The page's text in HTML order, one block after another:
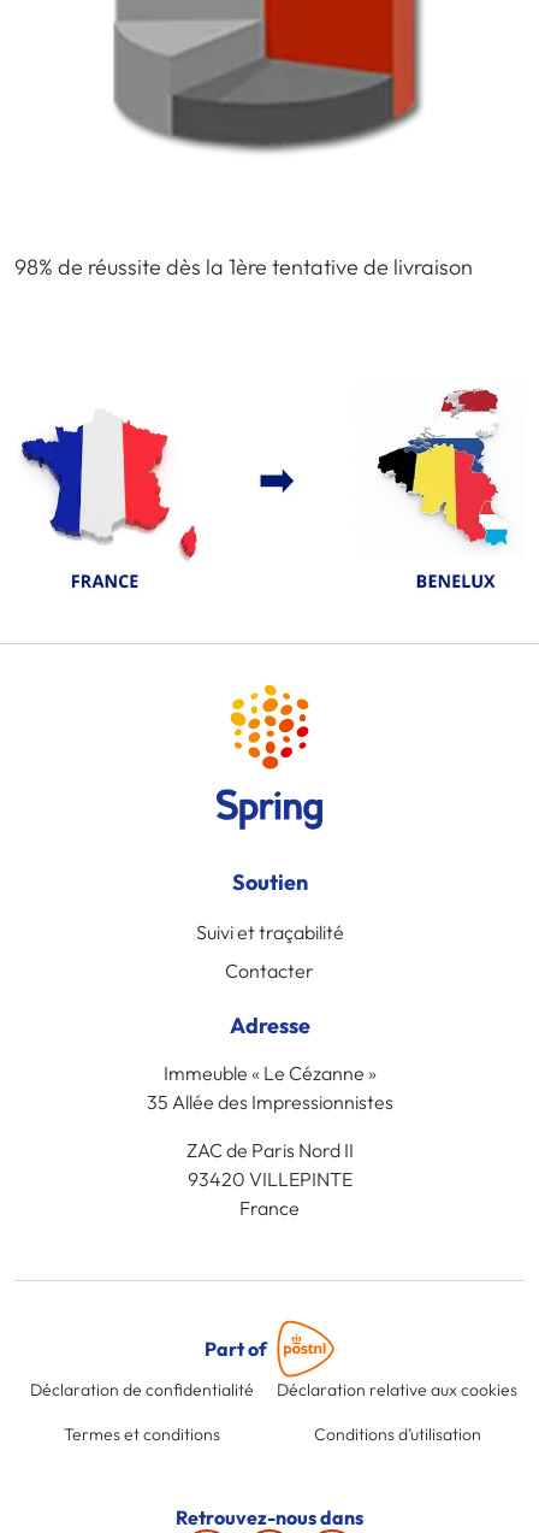
98% de réussite dès la 1ère tentative de livraison
Soutien
Suivi et traçabilité
Contacter
Adresse
Immeuble « Le Cézanne »
35 Allée des Impressionnistes
ZAC de Paris Nord II
93420 VILLEPINTE
France
Part of
Déclaration de confidentialité Déclaration relative aux cookies
Termes et conditions Conditions d’utilisation
Retrouvez-nous dans